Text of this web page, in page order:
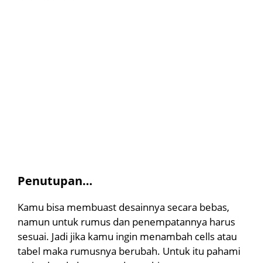
Penutupan…
Kamu bisa membuast desainnya secara bebas,
namun untuk rumus dan penempatannya harus
sesuai. Jadi jika kamu ingin menambah cells atau
tabel maka rumusnya berubah. Untuk itu pahami